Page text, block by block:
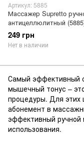
Артикул: 5885
Массажер Supretto
антицеллюлитный
249 грн
Нет в наличии
Самый эффективный
мышечный тонус –
процедуры. Для этих
абонемент в
эффективный
использования.